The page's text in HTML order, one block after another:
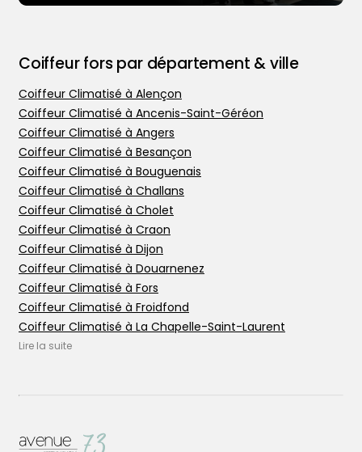
Trouver votre coiffeur
L’application
Ajouter votre salon
Coiffeur fors par département & ville
Coiffeur Climatisé à Alençon
Coiffeur Climatisé à Ancenis-Saint-Géréon
Coiffeur Climatisé à Angers
Coiffeur Climatisé à Besançon
Coiffeur Climatisé à Bouguenais
Coiffeur Climatisé à Challans
Coiffeur Climatisé à Cholet
Coiffeur Climatisé à Craon
Coiffeur Climatisé à Dijon
Coiffeur Climatisé à Douarnenez
Coiffeur Climatisé à Fors
Coiffeur Climatisé à Froidfond
Coiffeur Climatisé à La Chapelle-Saint-Laurent
Coiffeur Climatisé à La Chapelle-sur-Erdre
Coiffeur Climatisé à Niort
Lire la suite